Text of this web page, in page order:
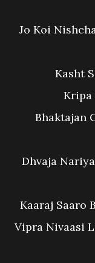
Jo Koi
Kasht
Kripa
Bhaktajan
Dhvaja
Kaaraj Saaro
Vipra Nivaasi